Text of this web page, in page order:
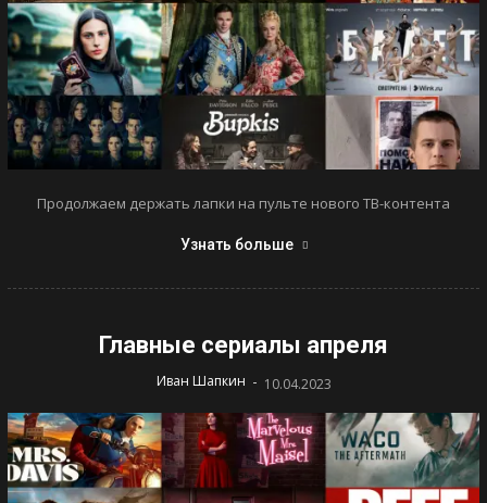
Продолжаем держать лапки на пульте нового ТВ-контента
Узнать больше
Главные сериалы апреля
Иван Шапкин - 10.04.2023